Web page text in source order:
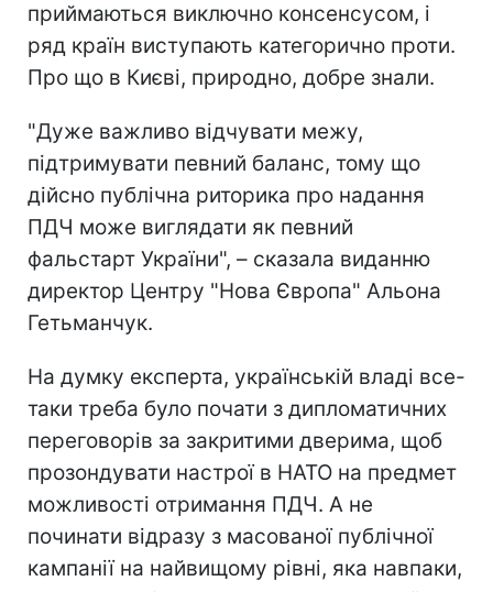
приймаються виключно консенсусом, і
ряд країн виступають категорично проти.
Про що в Києві, природно, добре знали.
"Дуже важливо відчувати межу,
підтримувати певний баланс, тому що
дійсно публічна риторика про надання
ПДЧ може виглядати як певний
фальстарт України", – сказала виданню
директор Центру "Нова Європа" Альона
Гетьманчук.
На думку експерта, українській владі все-
таки треба було почати з дипломатичних
переговорів за закритими дверима, щоб
прозондувати настрої в НАТО на предмет
можливості отримання ПДЧ. А не
починати відразу з масованої публічної
кампанії на найвищому рівні, яка навпаки,